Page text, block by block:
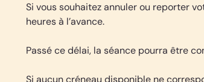
Si vous souhaitez annuler ou reporter
heures à l’avance.
Passé ce délai, la séance pourra être